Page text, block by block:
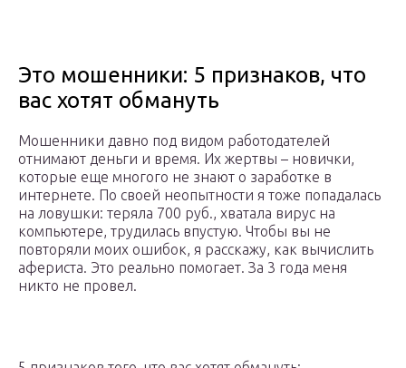
Это мошенники: 5 признаков, что
вас хотят обмануть
Мошенники давно под видом работодателей
отнимают деньги и время. Их жертвы – новички,
которые еще многого не знают о заработке в
интернете. По своей неопытности я тоже попадалась
на ловушки: теряла 700 руб., хватала вирус на
компьютере, трудилась впустую. Чтобы вы не
повторяли моих ошибок, я расскажу, как вычислить
афериста. Это реально помогает. За 3 года меня
никто не провел.